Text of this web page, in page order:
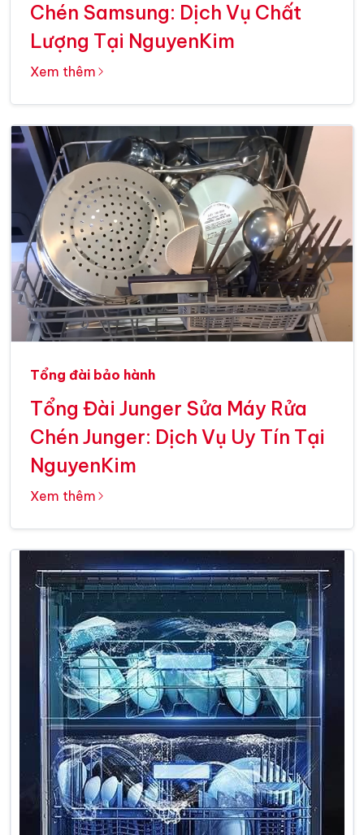
Chén Samsung: Dịch Vụ Chất
Lượng Tại NguyenKim
Xem thêm
Tổng đài bảo hành
Tổng Đài Junger Sửa Máy Rửa
Chén Junger: Dịch Vụ Uy Tín Tại
NguyenKim
Xem thêm